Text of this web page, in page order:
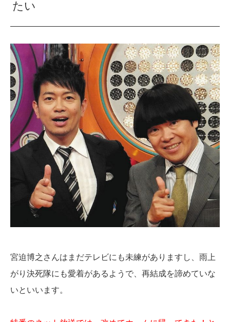
たい
宮迫博之さんはまだテレビにも未練がありますし、雨上
がり決死隊にも愛着があるようで、再結成を諦めていな
いといいます。